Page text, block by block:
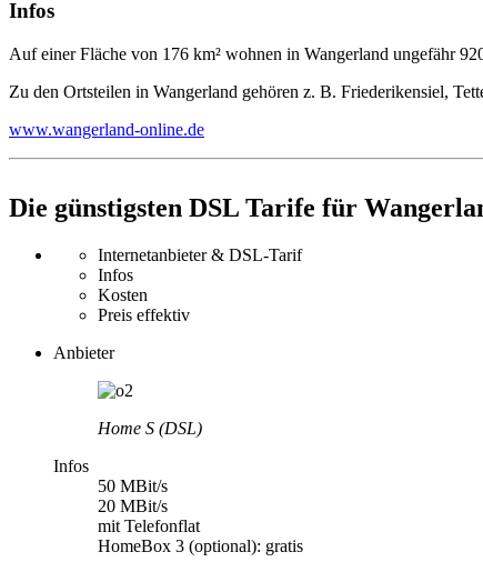
Infos
Auf einer Fläche von 176 km² wohnen in Wangerland ungefähr
Zu den Ortsteilen in Wangerland gehören z. B. Friederikensiel,
www.wangerland-online.de
Die günstigsten DSL Tarife für
Internetanbieter & DSL-Tarif
Infos
Kosten
Preis effektiv
Anbieter
Home S (DSL)
Infos
50 MBit/s
20 MBit/s
mit Telefonflat
HomeBox 3 (optional): gratis